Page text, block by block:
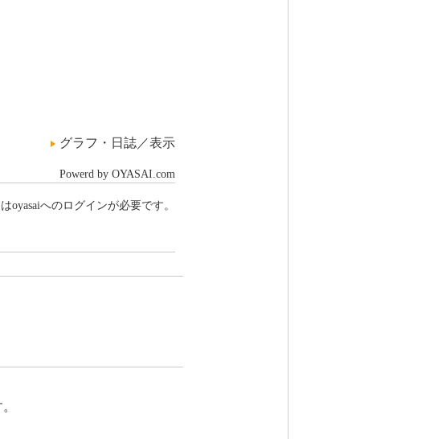
グラフ・日誌／表示
Powerd by OYASAI.com
oyasaiへのログインが必要です。